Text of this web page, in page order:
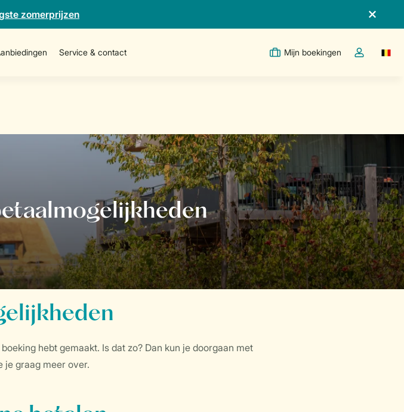
zomerprijzen
Service & contact Mijn boekingen
Open de
hebt gemaakt. Is dat zo? Dan kun je doorgaan met
je graag meer over.